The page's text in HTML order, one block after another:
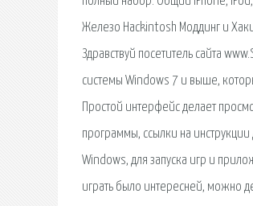
Железо Hackintosh Моддинг и
Здравствуй посетитель сайта
системы Windows 7 и выше,
Простой интерфейс делает
программы, ссылки на
Windows, для запуска игр и
играть было интересней, можно